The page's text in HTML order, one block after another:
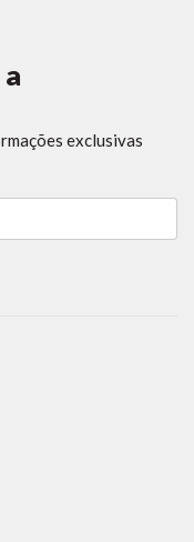
exclusivas